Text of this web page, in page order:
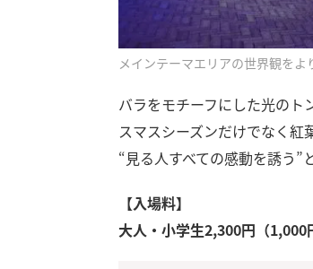
メインテーマエリアの世界観をよ
バラをモチーフにした光のト
スマスシーズンだけでなく紅
“見る人すべての感動を誘う
【入場料】
大人・小学生2,300円（